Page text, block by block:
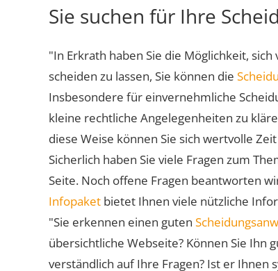
Sie suchen für Ihre
"In Erkrath haben Sie die Möglichkeit,
scheiden zu lassen, Sie können die
Insbesondere für einvernehmliche
kleine rechtliche Angelegenheiten zu
diese Weise können Sie sich wertvolle
Sicherlich haben Sie viele Fragen zum
Seite. Noch offene Fragen beantworten
Infopaket bietet Ihnen viele nützliche
"Sie erkennen einen guten
übersichtliche Webseite? Können Sie
verständlich auf Ihre Fragen? Ist er Ihnen